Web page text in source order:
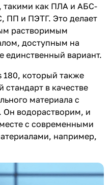
такими как ПЛА и АБС-
ПП и ПЭТГ. Это делает
растворимым
доступным на
единственный вариант.
180, который также
стандарт в качестве
материала с
водорастворим, и
с современными
например,